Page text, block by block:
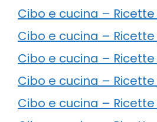
Cibo e cucina –
Cibo e cucina –
Cibo e cucina –
Cibo e cucina –
Cibo e cucina –